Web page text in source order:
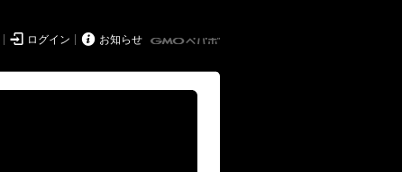
 ログイン  お知らせ